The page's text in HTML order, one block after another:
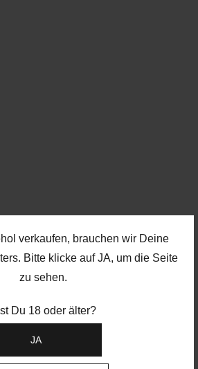
verkaufen, brauchen wir Deine
Bitte klicke auf JA, um die Seite
zu sehen.
Du 18 oder älter?
JA